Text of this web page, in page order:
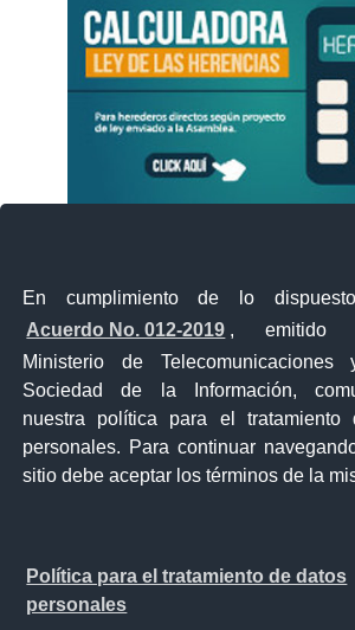
En cumplimiento de lo
Acuerdo No. 012-2019 , emitido
Ministerio de
Sociedad de la Información,
nuestra política para el tratamiento
personales. Para continuar
sitio debe aceptar los términos de la
Política para el tratamiento de datos
personales
Ventanilla Única
Ventanilla Única de Comercio
Gobierno Abierto